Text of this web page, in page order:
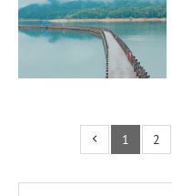
1 2